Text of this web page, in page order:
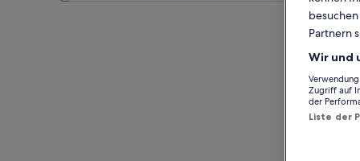
Partnern
Wir und
Zugriff auf
der
Liste der